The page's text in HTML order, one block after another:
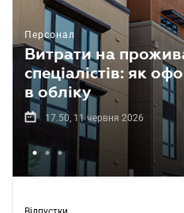
Персонал
Витрати на
спеціалістів: як
в обліку
17.50, 11 червня 2026